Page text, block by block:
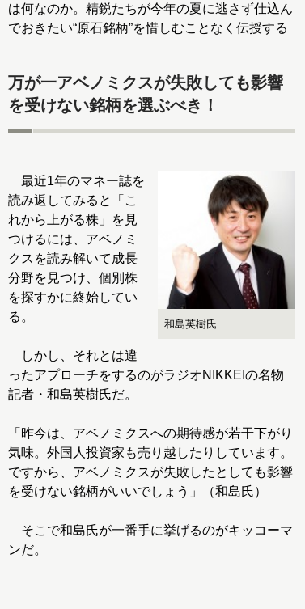
は何なのか。精鋭たちが今年の夏に逃さず仕込ん
でおきたい“原石銘柄”を惜しむことなく伝授する
万が一アベノミクスが失敗しても影響
を受けない銘柄を選ぶべき！
和島英樹氏
最近1年のマネー誌を
読み返してみると「こ
れから上がる株」を見
つけるには、アベノミ
クスを読み解いて成長
分野を見つけ、個別株
を探すかに終始してい
る。
しかし、それとは違
ったアプローチをするのがラジオNIKKEIの名物
記者・和島英樹氏だ。
「昨今は、アベノミクスへの期待感が若干下がり
気味。外国人投資家も売り越したりしています。
ですから、アベノミクスが失敗したとしても影響
を受けない銘柄がいいでしょう」（和島氏）
そこで和島氏が一番手に挙げるのがキッコーマ
ンだ。